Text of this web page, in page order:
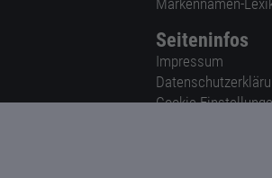
Markennamen-
Seiteninfos
Impressum
Cookie-